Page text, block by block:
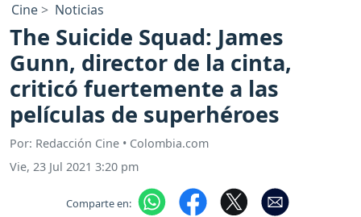
Cine Noticias
The Suicide Squad: James
Gunn, director de la cinta,
criticó fuertemente a las
películas de superhéroes
Por: Redacción Cine • Colombia.com
Vie, 23 Jul 2021 3:20 pm
Comparte en: